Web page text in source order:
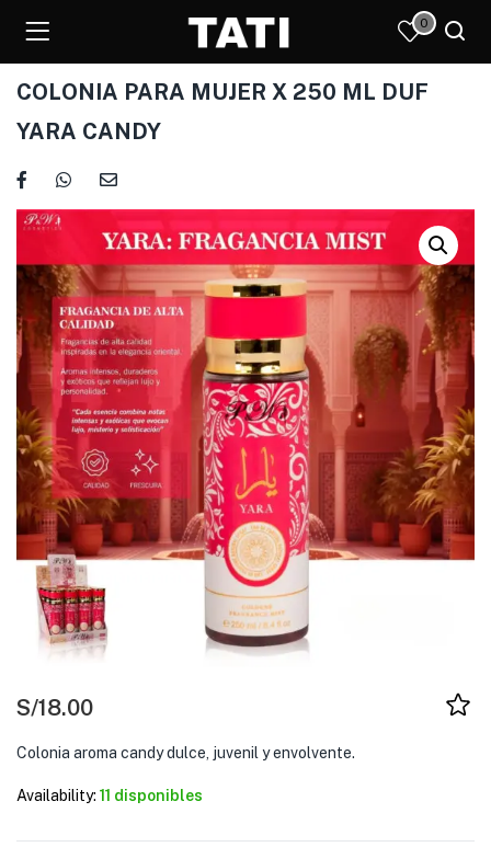
0
COLONIA PARA MUJER X 250 ML DUF
YARA CANDY
S/18.00
Colonia aroma candy dulce, juvenil y envolvente.
Availability: 11 disponibles